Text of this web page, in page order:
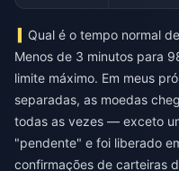
Qual é o tempo normal
Menos de 3 minutos para
limite máximo. Em meus
separadas, as moedas
todas as vezes — exceto
"pendente" e foi liberado
confirmações de carteiras